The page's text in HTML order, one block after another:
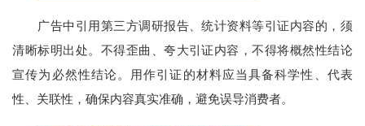
广告中引用第三方调研报告、统计资料等引证内容的，须
清晰标明出处。不得歪曲、夸大引证内容，不得将概然性结论
宣传为必然性结论。用作引证的材料应当具备科学性、代表
性、关联性，确保内容真实准确，避免误导消费者。